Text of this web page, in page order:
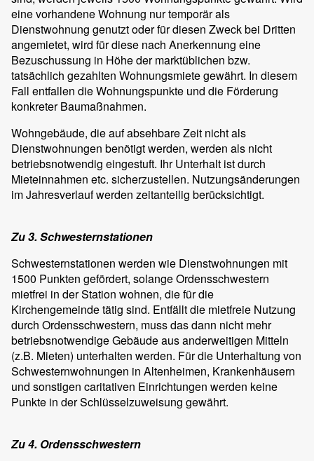
eine vorhandene Wohnung nur temporär als
Dienstwohnung genutzt oder für diesen Zweck bei Dritten
angemietet, wird für diese nach Anerkennung eine
Bezuschussung in Höhe der marktüblichen bzw.
tatsächlich gezahlten Wohnungsmiete gewährt. In diesem
Fall entfallen die Wohnungspunkte und die Förderung
konkreter Baumaßnahmen.
Wohngebäude, die auf absehbare Zeit nicht als
Dienstwohnungen benötigt werden, werden als nicht
betriebsnotwendig eingestuft. Ihr Unterhalt ist durch
Mieteinnahmen etc. sicherzustellen. Nutzungsänderungen
im Jahresverlauf werden zeitanteilig berücksichtigt.
Zu 3. Schwesternstationen
Schwesternstationen werden wie Dienstwohnungen mit
1500 Punkten gefördert, solange Ordensschwestern
mietfrei in der Station wohnen, die für die
Kirchengemeinde tätig sind. Entfällt die mietfreie Nutzung
durch Ordensschwestern, muss das dann nicht mehr
betriebsnotwendige Gebäude aus anderweitigen Mitteln
(z.B. Mieten) unterhalten werden. Für die Unterhaltung von
Schwesternwohnungen in Altenheimen, Krankenhäusern
und sonstigen caritativen Einrichtungen werden keine
Punkte in der Schlüsselzuweisung gewährt.
Zu 4. Ordensschwestern